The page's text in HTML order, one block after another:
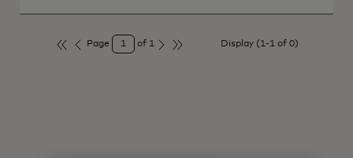
Page 1 of 1 Display (1-1of 0)